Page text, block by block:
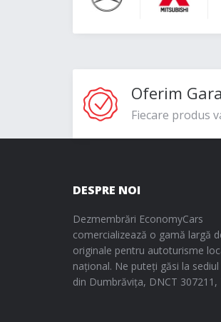
Oferim
Fiecare produs
DESPRE NOI
Dezmembrări EconomyCars
comercializează o gamă largă
originale pentru autoturisme
național. Ne puteți găsi la
din Dumbrăvița, DNCT 307211,